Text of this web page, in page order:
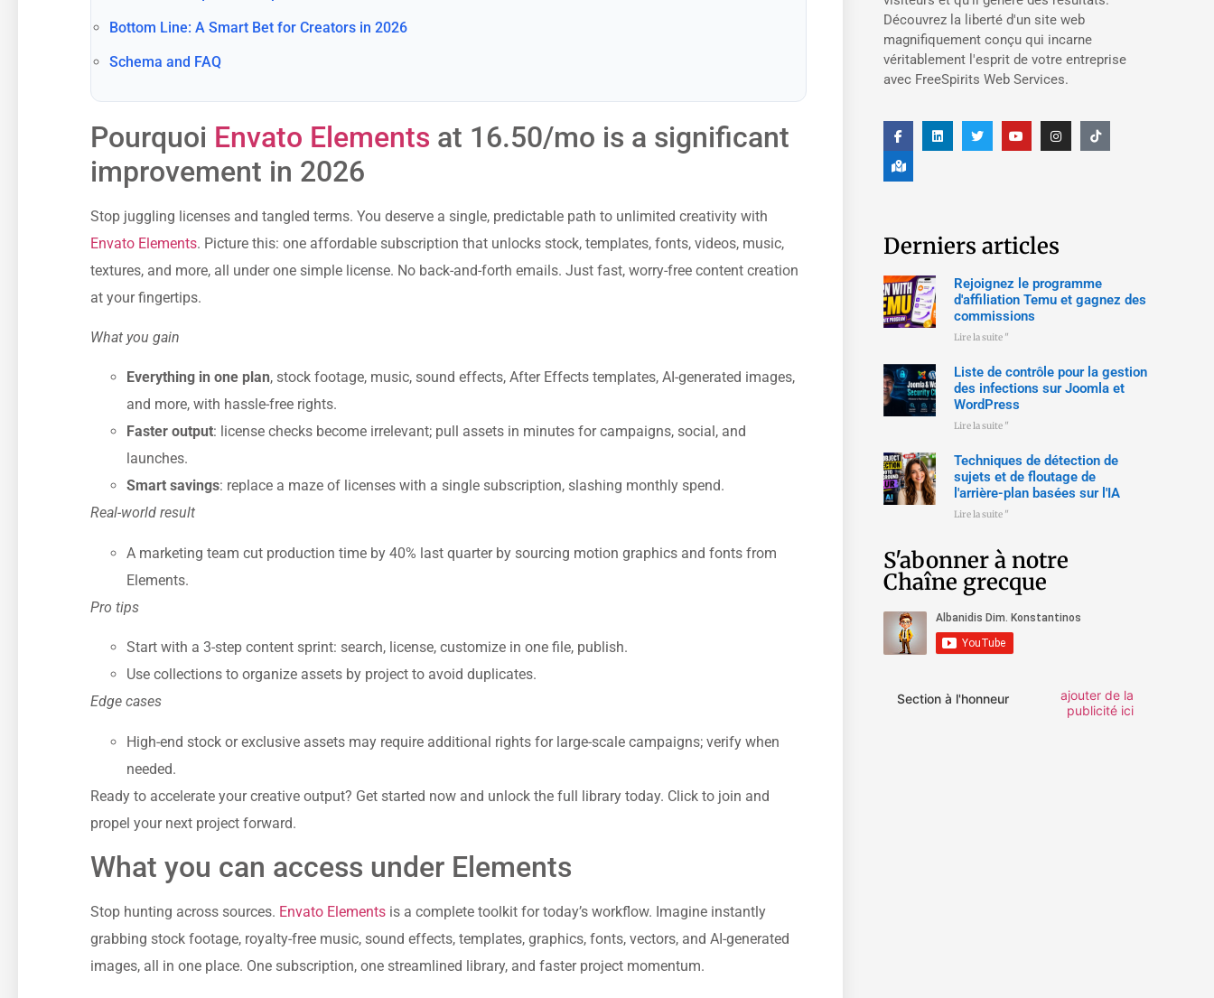
Bottom Line: A Smart Bet for Creators in 2026
Schema and FAQ
Pourquoi Envato Elements at 16.50/mo is a significant
improvement in 2026
Stop juggling licenses and tangled terms. You deserve a single, predictable path to unlimited creativity with
Envato Elements. Picture this: one affordable subscription that unlocks stock, templates, fonts, videos, music,
textures, and more, all under one simple license. No back-and-forth emails. Just fast, worry-free content creation
at your fingertips.
What you gain
Everything in one plan, stock footage, music, sound effects, After Effects templates, AI-generated images,
and more, with hassle-free rights.
Faster output: license checks become irrelevant; pull assets in minutes for campaigns, social, and
launches.
Smart savings: replace a maze of licenses with a single subscription, slashing monthly spend.
Real-world result
A marketing team cut production time by 40% last quarter by sourcing motion graphics and fonts from
Elements.
Pro tips
Start with a 3-step content sprint: search, license, customize in one file, publish.
Use collections to organize assets by project to avoid duplicates.
Edge cases
High-end stock or exclusive assets may require additional rights for large-scale campaigns; verify when
needed.
Ready to accelerate your creative output? Get started now and unlock the full library today. Click to join and
propel your next project forward.
What you can access under Elements
Stop hunting across sources. Envato Elements is a complete toolkit for today’s workflow. Imagine instantly
grabbing stock footage, royalty-free music, sound effects, templates, graphics, fonts, vectors, and AI-generated
images, all in one place. One subscription, one streamlined library, and faster project momentum.
Découvrez la liberté d'un site web
magnifiquement conçu qui incarne
véritablement l'esprit de votre entreprise
avec FreeSpirits Web Services.
Derniers articles
Rejoignez le programme
d'affiliation Temu et gagnez des
commissions
Lire la suite "
Liste de contrôle pour la gestion
des infections sur Joomla et
WordPress
Lire la suite "
Techniques de détection de
sujets et de floutage de
l'arrière-plan basées sur l'IA
Lire la suite "
S'abonner à notre
Chaîne grecque
Section à l'honneur
ajouter de la
publicité ici